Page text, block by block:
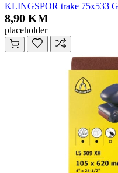
KLINGSPOR trake 75x533
8,90 KM
placeholder